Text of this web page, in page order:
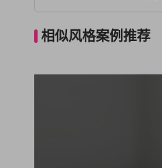
相似风格案例推荐